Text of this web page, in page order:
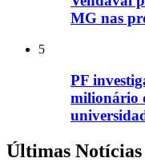
MG nas
5
PF
milionário
Últimas Notícias